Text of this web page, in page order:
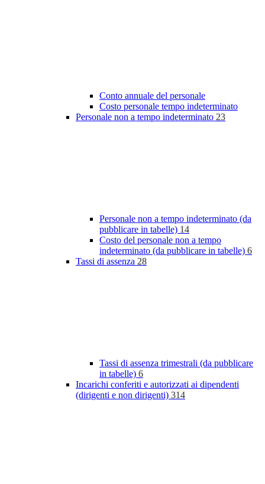
Conto annuale del personale
Costo personale tempo indeterminato
Personale non a tempo indeterminato 23
Personale non a tempo indeterminato (da
pubblicare in tabelle) 14
Costo del personale non a tempo
indeterminato (da pubblicare in tabelle) 6
Tassi di assenza 28
Tassi di assenza trimestrali (da pubblicare
in tabelle) 6
Incarichi conferiti e autorizzati ai dipendenti
(dirigenti e non dirigenti) 314